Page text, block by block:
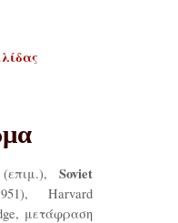
Soviet
Harvard
μετάφραση